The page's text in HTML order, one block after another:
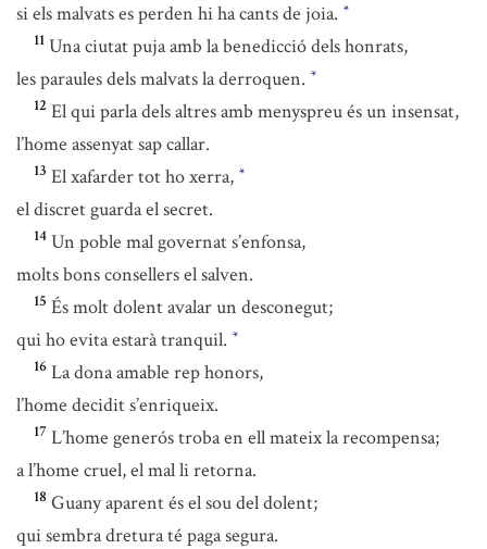
si els malvats es perden hi ha cants de joia. *
11 Una ciutat puja amb la benedicció dels honrats,
les paraules dels malvats la derroquen. *
12 El qui parla dels altres amb menyspreu és un insensat,
l’home assenyat sap callar.
13 El xafarder tot ho xerra, *
el discret guarda el secret.
14 Un poble mal governat s’enfonsa,
molts bons consellers el salven.
15 És molt dolent avalar un desconegut;
qui ho evita estarà tranquil. *
16 La dona amable rep honors,
l’home decidit s’enriqueix.
17 L’home generós troba en ell mateix la recompensa;
a l’home cruel, el mal li retorna.
18 Guany aparent és el sou del dolent;
qui sembra dretura té paga segura.